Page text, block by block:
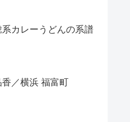
カレーうどんの系譜
香／横浜 福富町